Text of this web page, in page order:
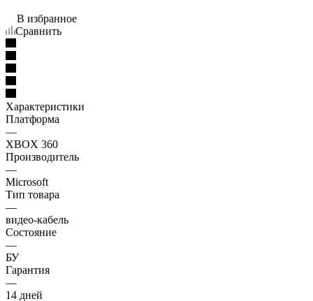
В избранное
Сравнить
Характеристики
Платформа
—
XBOX 360
Производитель
—
Microsoft
Тип товара
—
видео-кабель
Состояние
—
БУ
Гарантия
—
14 дней